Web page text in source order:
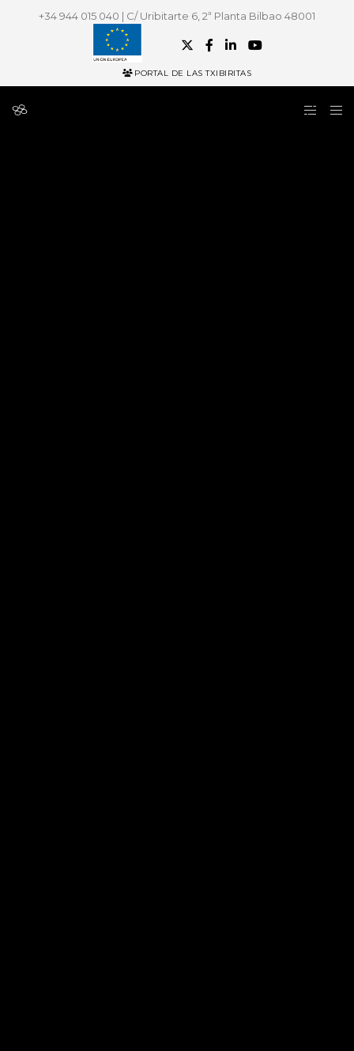
+34 944 015 040 | C/ Uribitarte 6, 2ª Planta Bilbao 48001
PORTAL DE LAS TXIBIRITAS